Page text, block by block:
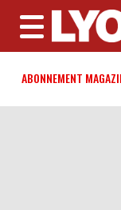
MENU
ABONNEMENT